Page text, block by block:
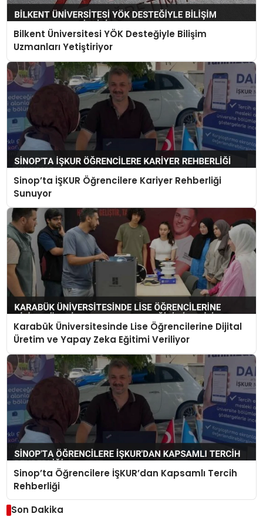
Bilkent Üniversitesi YÖK Desteğiyle Bilişim
Uzmanları Yetiştiriyor
Sinop’ta İŞKUR Öğrencilere Kariyer Rehberliği
Sunuyor
Karabük Üniversitesinde Lise Öğrencilerine Dijital
Üretim ve Yapay Zeka Eğitimi Veriliyor
Sinop’ta Öğrencilere İŞKUR’dan Kapsamlı Tercih
Rehberliği
Son Dakika